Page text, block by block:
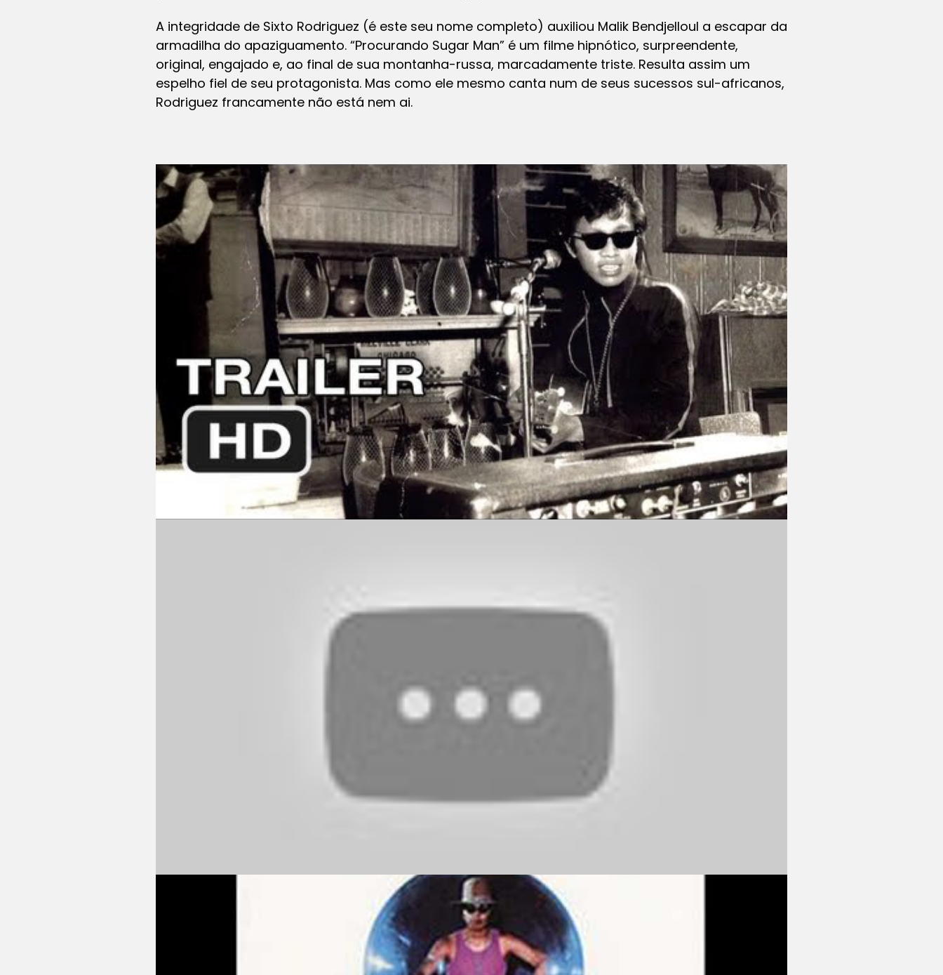
A integridade de Sixto Rodriguez (é este seu nome completo) auxiliou Malik Bendjelloul a escapar da
armadilha do apaziguamento. “Procurando Sugar Man” é um filme hipnótico, surpreendente,
original, engajado e, ao final de sua montanha-russa, marcadamente triste. Resulta assim um
espelho fiel de seu protagonista. Mas como ele mesmo canta num de seus sucessos sul-africanos,
Rodriguez francamente não está nem ai.